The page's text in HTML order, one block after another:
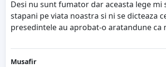
Desi nu sunt fumator dar aceasta lege
stapani pe viata noastra si ni se dicteaza
presedintele au aprobat-o aratandune ca
Musafir